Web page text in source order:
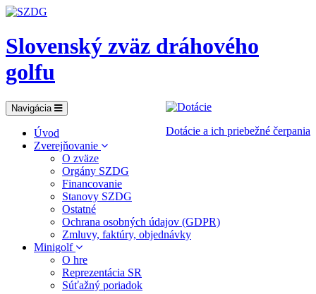
Slovenský zväz dráhového
golfu
Dotácie a ich priebežné čerpania
Navigácia
Úvod
Zverejňovanie
O zväze
Orgány SZDG
Financovanie
Stanovy SZDG
Ostatné
Ochrana osobných údajov (GDPR)
Zmluvy, faktúry, objednávky
Minigolf
O hre
Reprezentácia SR
Súťažný poriadok